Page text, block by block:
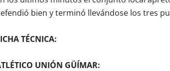
bien y terminó llevándose los tres
TÉCNICA:
UNIÓN GÜÍMAR: